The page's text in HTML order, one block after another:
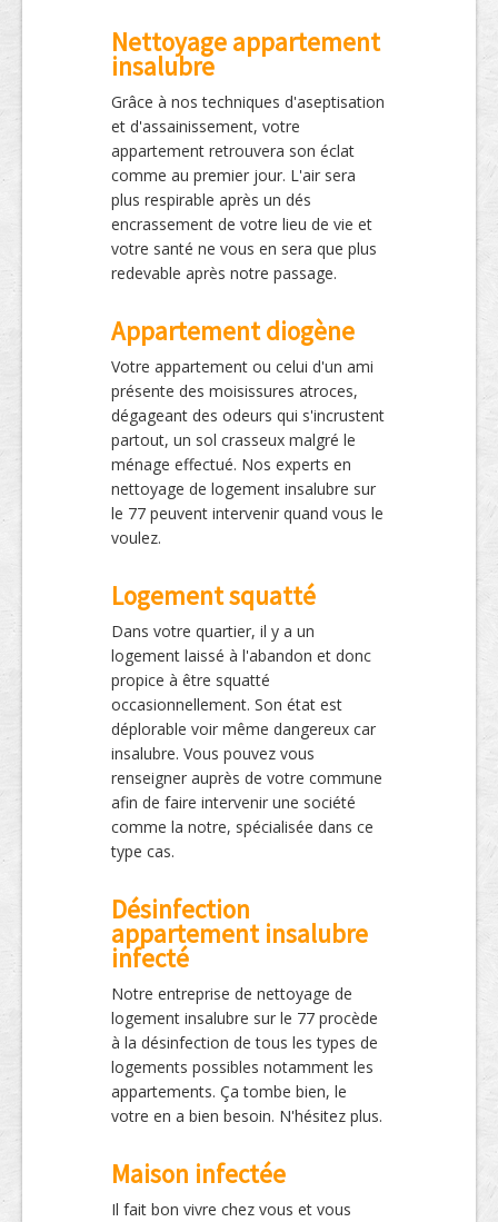
Nettoyage appartement
insalubre
Grâce à nos techniques d'aseptisation
et d'assainissement, votre
appartement retrouvera son éclat
comme au premier jour. L'air sera
plus respirable après un dés
encrassement de votre lieu de vie et
votre santé ne vous en sera que plus
redevable après notre passage.
Appartement diogène
Votre appartement ou celui d'un ami
présente des moisissures atroces,
dégageant des odeurs qui s'incrustent
partout, un sol crasseux malgré le
ménage effectué. Nos experts en
nettoyage de logement insalubre sur
le 77 peuvent intervenir quand vous le
voulez.
Logement squatté
Dans votre quartier, il y a un
logement laissé à l'abandon et donc
propice à être squatté
occasionnellement. Son état est
déplorable voir même dangereux car
insalubre. Vous pouvez vous
renseigner auprès de votre commune
afin de faire intervenir une société
comme la notre, spécialisée dans ce
type cas.
Désinfection
appartement insalubre
infecté
Notre entreprise de nettoyage de
logement insalubre sur le 77 procède
à la désinfection de tous les types de
logements possibles notamment les
appartements. Ça tombe bien, le
votre en a bien besoin. N'hésitez plus.
Maison infectée
Il fait bon vivre chez vous et vous